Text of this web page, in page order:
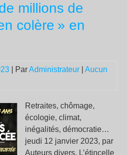
millions de
colère » en
| ParAdministrateur
Aucun
Retraites, chômage,
écologie, climat,
inégalités, démocratie…
jeudi 12 janvier 2023, par
Auteurs divers. L’étincelle